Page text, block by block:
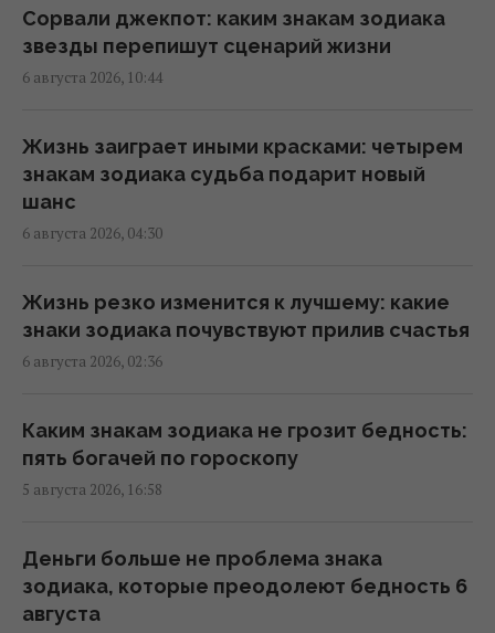
Ракета SpaceX вот-вот врежется в Луну:
можно ли увидеть столкновение с Земли
07:58 среда, 05 августа 2026
Ученые нашли окаменелость возрастом
245 миллионов: чем она уникальна
02:59 среда, 05 августа 2026
перестаете употреблять алкоголь:
результаты исследований
00:07 среда, 05 августа 2026
Ученые раскрыли неожиданную пользу
зеленого чая для организма
23:33 вторник, 04 августа 2026
Ракета Falcon 9 скоро столкнется с Луной:
она оставит кратер размером с
пятиэтажный дом
Сорвали джекпот: каким знакам зодиака
звезды перепишут сценарий жизни
6 августа 2026, 10:44
Жизнь заиграет иными красками: четырем
знакам зодиака судьба подарит новый
шанс
6 августа 2026, 04:30
Жизнь резко изменится к лучшему: какие
знаки зодиака почувствуют прилив счастья
6 августа 2026, 02:36
Каким знакам зодиака не грозит бедность:
пять богачей по гороскопу
5 августа 2026, 16:58
Деньги больше не проблема знака
зодиака, которые преодолеют бедность 6
августа